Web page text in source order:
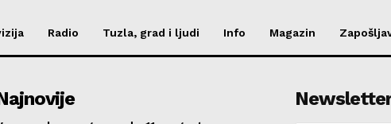
Radio Tuzla, grad i ljudi Info Magazin